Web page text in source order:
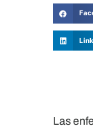
Las